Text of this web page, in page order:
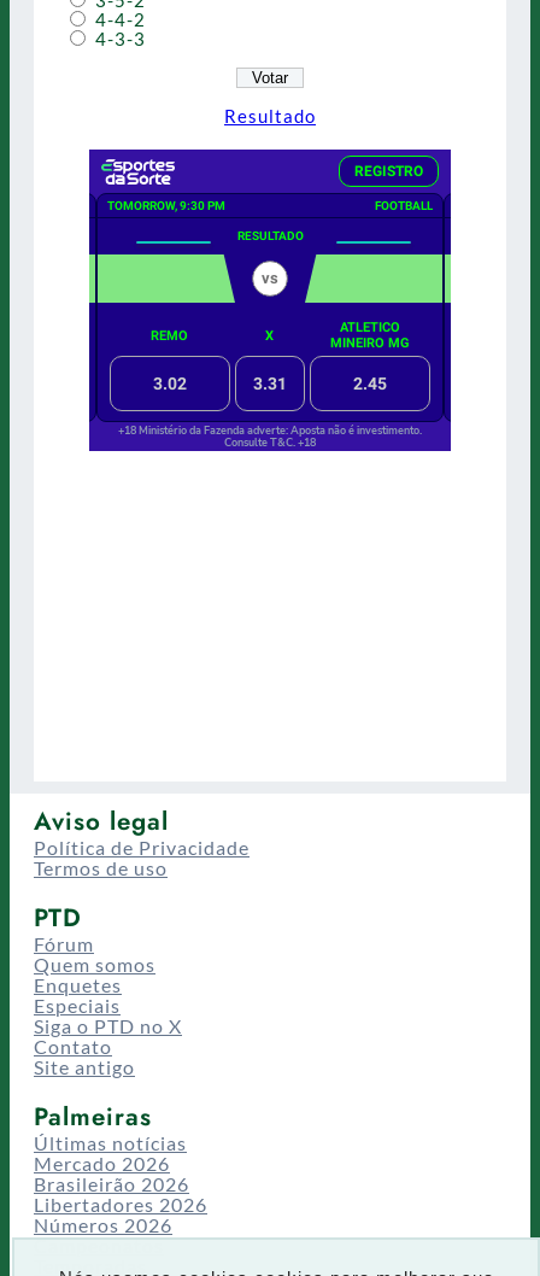
4-4-2
4-3-3
Resultado
Aviso legal
Política de Privacidade
Termos de uso
PTD
Fórum
Quem somos
Enquetes
Especiais
Siga o PTD no X
Contato
Site antigo
Palmeiras
Últimas notícias
Mercado 2026
Brasileirão 2026
Libertadores 2026
Números 2026
Campeonatos